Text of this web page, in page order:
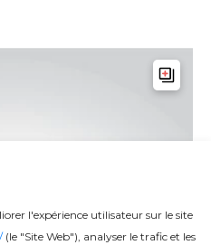
l'expérience utilisateur sur le site
(le "Site Web"), analyser le trafic et les